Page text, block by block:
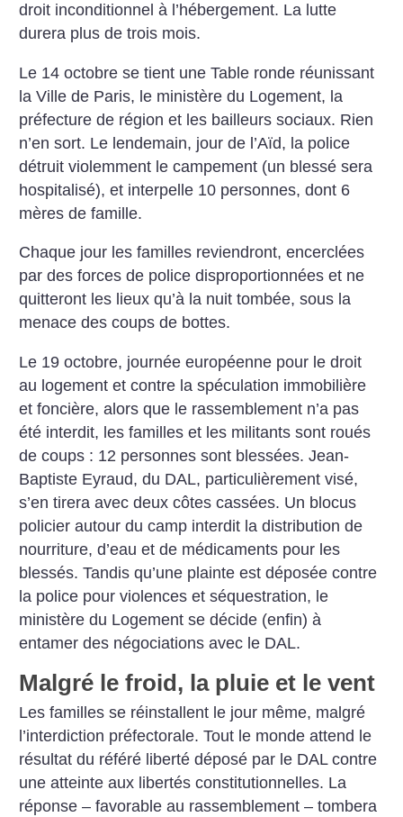
droit inconditionnel à l’hébergement. La lutte
durera plus de trois mois.
Le 14 octobre se tient une Table ronde réunissant
la Ville de Paris, le ministère du Logement, la
préfecture de région et les bailleurs sociaux. Rien
n’en sort. Le lendemain, jour de l’Aïd, la police
détruit violemment le campement (un blessé sera
hospitalisé), et interpelle 10 personnes, dont 6
mères de famille.
Chaque jour les familles reviendront, encerclées
par des forces de police disproportionnées et ne
quitteront les lieux qu’à la nuit tombée, sous la
menace des coups de bottes.
Le 19 octobre, journée européenne pour le droit
au logement et contre la spéculation immobilière
et foncière, alors que le rassemblement n’a pas
été interdit, les familles et les militants sont roués
de coups : 12 personnes sont blessées. Jean-
Baptiste Eyraud, du DAL, particulièrement visé,
s’en tirera avec deux côtes cassées. Un blocus
policier autour du camp interdit la distribution de
nourriture, d’eau et de médicaments pour les
blessés. Tandis qu’une plainte est déposée contre
la police pour violences et séquestration, le
ministère du Logement se décide (enfin) à
entamer des négociations avec le DAL.
Malgré le froid, la pluie et le vent
Les familles se réinstallent le jour même, malgré
l’interdiction préfectorale. Tout le monde attend le
résultat du référé liberté déposé par le DALcontre
une atteinte aux libertés constitutionnelles. La
réponse – favorable au rassemblement – tombera